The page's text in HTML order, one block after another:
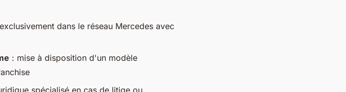
dans le réseau Mercedes avec
: mise à disposition d'un modèle
spécialisé en cas de litige ou